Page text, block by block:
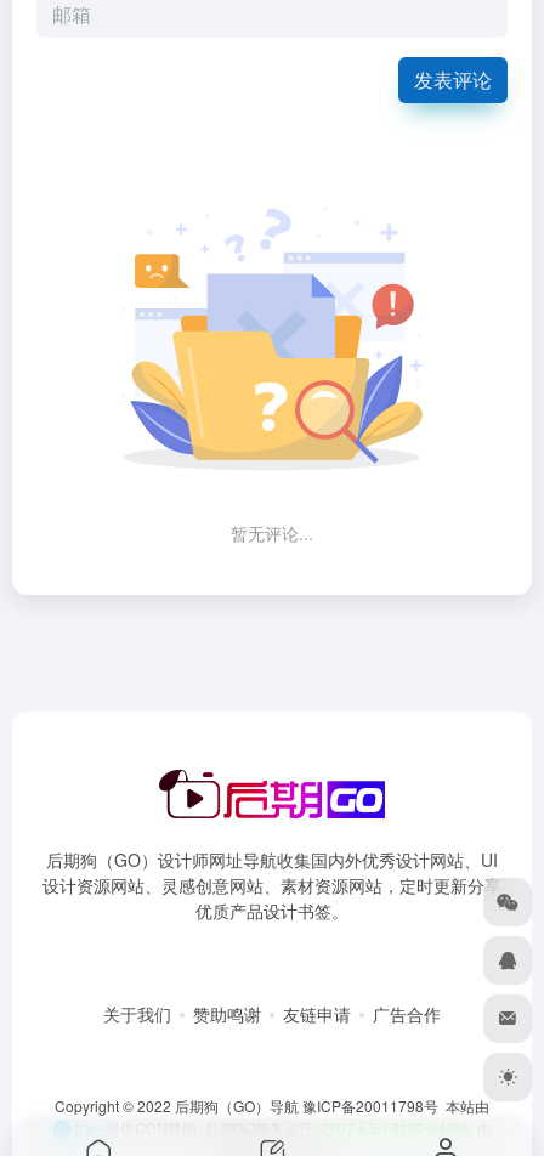
发表评论
暂无评论...
后期狗（GO）设计师网址导航收集国内外优秀设计网站、UI
设计资源网站、灵感创意网站、素材资源网站，定时更新分享
优质产品设计书签。
关于我们 赞助鸣谢 友链申请 广告合作
Copyright © 2022 后期狗（GO）导航豫ICP备20011798号 本站由
2607天5小时30分40秒
OneNav强力驱动